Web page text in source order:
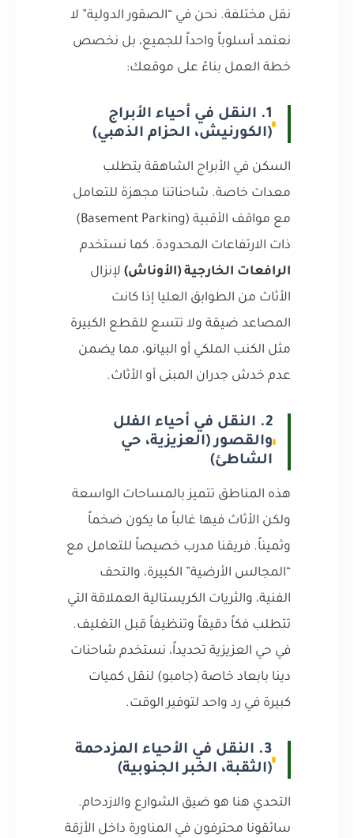
نقل مختلفة. نحن في “الصقور الدولية” لا
نعتمد أسلوباً واحداً للجميع، بل نخصص
خطة العمل بناءً على موقعك:
1. النقل في أحياء الأبراج
(الكورنيش، الحزام الذهبي)
السكن في الأبراج الشاهقة يتطلب
معدات خاصة. شاحناتنا مجهزة للتعامل
مع مواقف الأقبية (Basement Parking)
ذات الارتفاعات المحدودة. كما نستخدم
الرافعات الخارجية (الأوناش) لإنزال
الأثاث من الطوابق العليا إذا كانت
المصاعد ضيقة ولا تتسع للقطع الكبيرة
مثل الكنب الملكي أو البيانو، مما يضمن
عدم خدش جدران المبنى أو الأثاث.
2. النقل في أحياء الفلل
والقصور (العزيزية، حي
الشاطئ)
هذه المناطق تتميز بالمساحات الواسعة
ولكن الأثاث فيها غالباً ما يكون ضخماً
وثميناً. فريقنا مدرب خصيصاً للتعامل مع
“المجالس الأرضية” الكبيرة، والتحف
الفنية، والثريات الكريستالية العملاقة التي
تتطلب فكاً دقيقاً وتنظيفاً قبل التغليف.
في حي العزيزية تحديداً، نستخدم شاحنات
دينا بابعاد خاصة (جامبو) لنقل كميات
كبيرة في رد واحد لتوفير الوقت.
3. النقل في الأحياء المزدحمة
(الثقبة، الخبر الجنوبية)
التحدي هنا هو ضيق الشوارع والازدحام.
سائقونا محترفون في المناورة داخل الأزقة